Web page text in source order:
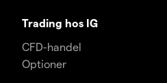
Trading hos IG
CFD-handel
Optioner